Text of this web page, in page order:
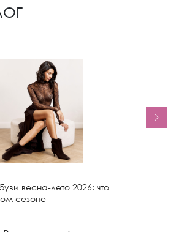
весна-лето 2026: что
сезоне